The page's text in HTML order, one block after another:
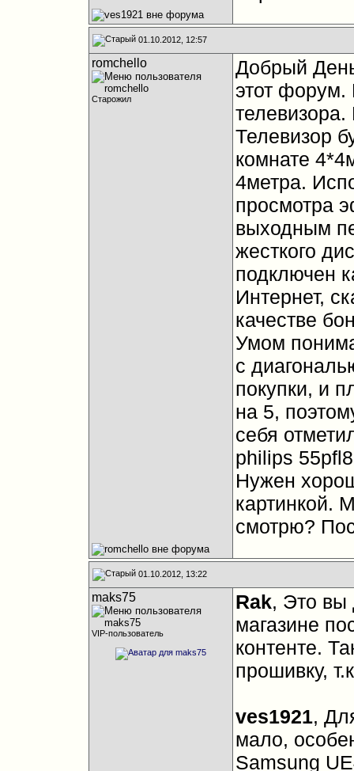
01.10.2012, 12:57
romchello
Старожил
Добрый
этот
телевизора.
Телевизор
комнате
4метра.
просмотра
выходным
жесткого
подключен
Интернет,
качестве
Умом
с
покупки, и
на 5,
себя
philips
Нужен
картинкой.
смотрю?
01.10.2012, 13:22
maks75
VIP-пользователь
Rak, Это вы
магазине
контенте.
прошивку,
ves1921,
мало,
Samsung